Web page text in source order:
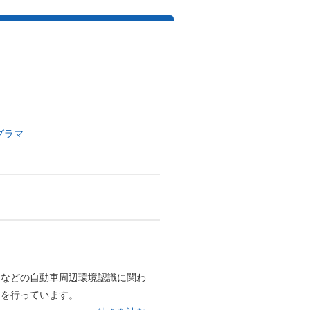
ラマ
どの自動車周辺環境認識に関わ
行っています。